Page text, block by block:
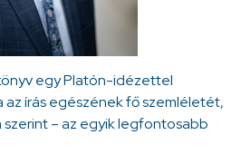
egy Platón-idézettel
írás egészének fő szemléletét,
– az egyik legfontosabb